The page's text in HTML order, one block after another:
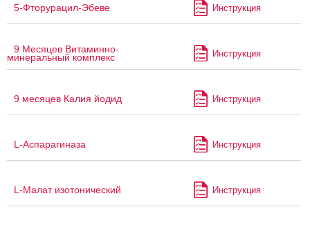
5-Фторурацил-Эбеве Инструкция
9 Месяцев Витаминно-
минеральный комплекс Инструкция
9 месяцев Калия йодид Инструкция
L-Аспарагиназа Инструкция
L-Малат изотонический Инструкция